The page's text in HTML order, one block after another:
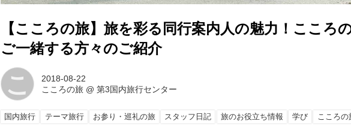
【こころの旅】旅を彩る同行案内人の魅力！こころ
ご一緒する方々のご紹介
こ
2018-08-22
こころの旅 @第3国内旅行センター
国内旅行 テーマ旅行 お参り・巡礼の旅 スタッフ日記 旅のお役立ち情報 学び こころの